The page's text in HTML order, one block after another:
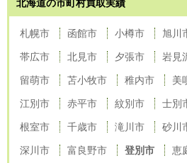
北海道の市町村買取実績
札幌市 函館市 小樽市 旭川
帯広市 北見市 夕張市 岩見
留萌市 苫小牧市 稚内市 美
江別市 赤平市 紋別市 士別
根室市 千歳市 滝川市 砂川
深川市 富良野市 登別市 恵